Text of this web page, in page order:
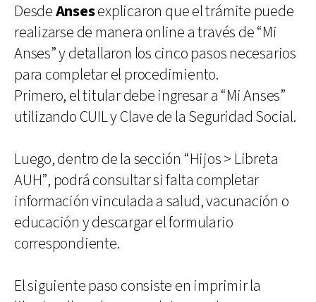
DesdeAnsesexplicaron que el trámite puede
realizarse de manera online a través de “Mi
Anses” y detallaron los cinco pasos necesarios
para completar el procedimiento.
Primero, el titular debe ingresar a “Mi Anses”
utilizando CUIL y Clave de la Seguridad Social.
Luego, dentro de la sección “Hijos > Libreta
AUH”, podrá consultar si falta completar
información vinculada a salud, vacunación o
educación y descargar el formulario
correspondiente.
El siguiente paso consiste en imprimir la